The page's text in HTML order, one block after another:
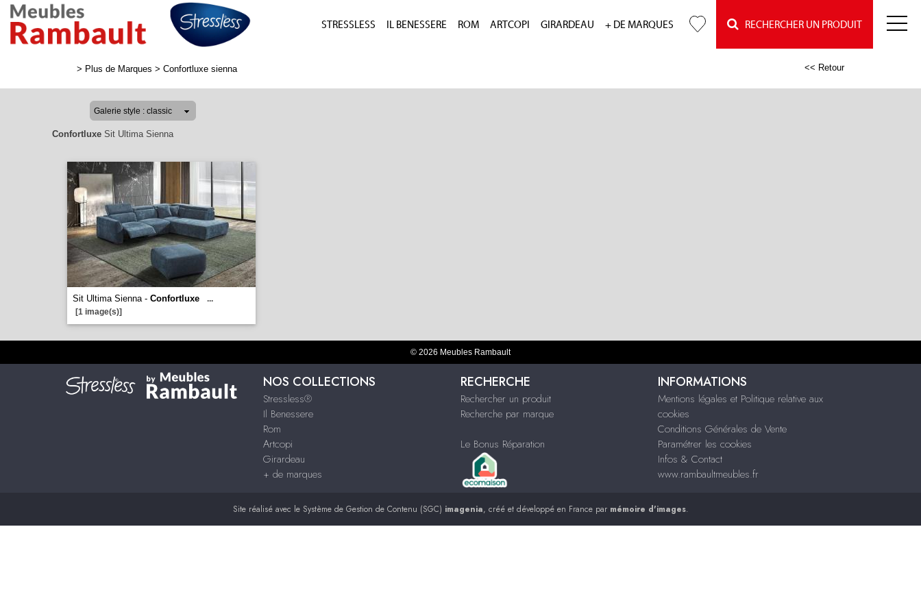
STRESSLESS IL BENESSERE ROM ARTCOPI GIRARDEAU + DE MARQUES RECHERCHER UN PRODUIT
> Plus de Marques > Confortluxe sienna << Retour
Confortluxe Sit Ultima Sienna
Sit Ultima Sienna - Confortluxe
...
[1 image(s)]
© 2026 Meubles Rambault
NOS COLLECTIONS
Stressless®
Il Benessere
Rom
Artcopi
Girardeau
+ de marques
RECHERCHE
Rechercher un produit
Recherche par marque
Le Bonus Réparation
INFORMATIONS
Mentions légales et Politique relative aux
cookies
Conditions Générales de Vente
Paramétrer les cookies
Infos & Contact
www.rambaultmeubles.fr
Site réalisé avec le Système de Gestion de Contenu (SGC) imagenia, créé et développé en France par mémoire d'images.